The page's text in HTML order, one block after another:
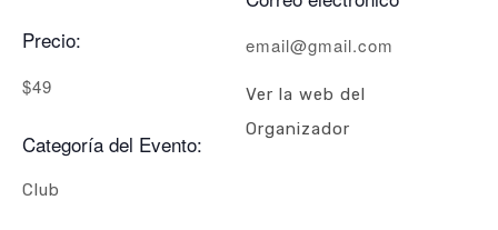
Precio:
$49
Categoría del Evento:
Club
email@gmail.com
Ver la web del
Organizador